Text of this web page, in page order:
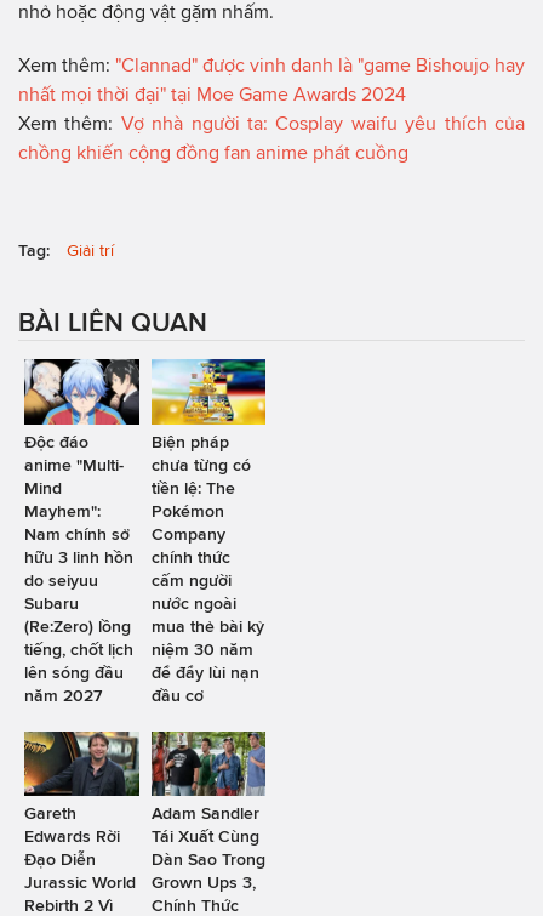
nhỏ hoặc động vật gặm nhấm.
Xem thêm: "Clannad" được vinh danh là "game Bishoujo hay
nhất mọi thời đại" tại Moe Game Awards 2024
Xem thêm: Vợ nhà người ta: Cosplay waifu yêu thích của
chồng khiến cộng đồng fan anime phát cuồng
Tag: Giải trí
BÀI LIÊN QUAN
Độc đáo
anime "Multi-
Mind
Mayhem":
Nam chính sở
hữu 3 linh hồn
do seiyuu
Subaru
(Re:Zero) lồng
tiếng, chốt lịch
lên sóng đầu
năm 2027
Biện pháp
chưa từng có
tiền lệ: The
Pokémon
Company
chính thức
cấm người
nước ngoài
mua thẻ bài kỷ
niệm 30 năm
để đẩy lùi nạn
đầu cơ
Gareth
Edwards Rời
Đạo Diễn
Jurassic World
Rebirth 2 Vì
Adam Sandler
Tái Xuất Cùng
Dàn Sao Trong
Grown Ups 3,
Chính Thức